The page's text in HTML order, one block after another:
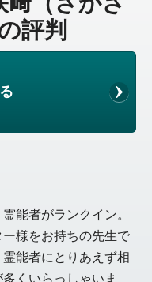
評判
能者がランクイン。
様をお持ちの先生で
能者にとりあえず相
くいらっしゃいま